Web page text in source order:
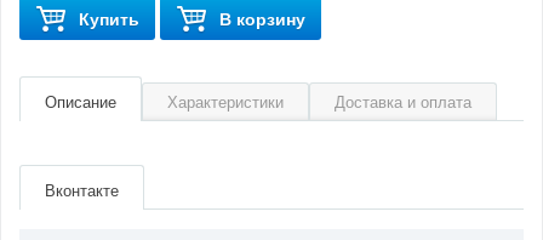
Купить В корзину
Описание Характеристики Доставка и оплата
Страна Япония
Вконтакте